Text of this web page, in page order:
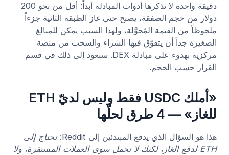
دقيقة واحدة لا تذكرها أدوات المبادلة أبداً: أقل من نحو 200
دولار من حجم الصفقة، يصبح حتى غاز الطبقة الثانية جزءاً
ملحوظاً من القيمة المُحوَّلة، ولهذا السبب يمكن للمبالغ
الصغيرة جداً أن يتفوّق فيها الشراء والسحب من منصة
مركزية بهدوء على مبادلة DEX. سنعود إلى ذلك في قسم
القرار حسب الحجم.
«أملك USDC فقط وليس لديّ ETH
للغاز» — 4 طرق لحلّها
هذا هو السؤال الذي يدفع المبتدئين إلى Reddit:
تحتاج إلى
ETH لدفع الغاز، لكنك لا تحمل سوى العملات المستقرة، ولا